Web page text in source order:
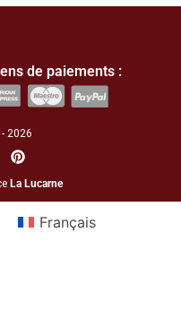
de paiements :
2026
La Lucarne
Français